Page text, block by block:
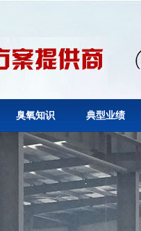
臭氧知识 典型业绩